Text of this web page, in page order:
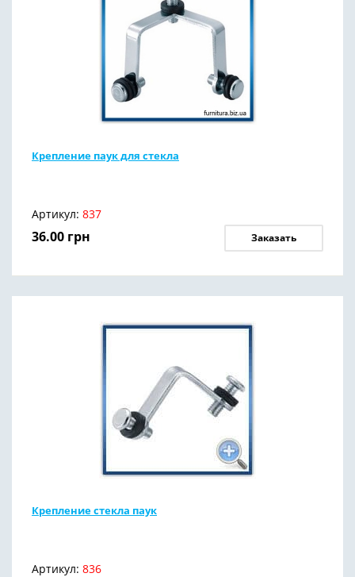
Крепление паук для стекла
Артикул: 837
36.00 грн Заказать
Крепление стекла паук
Артикул: 836